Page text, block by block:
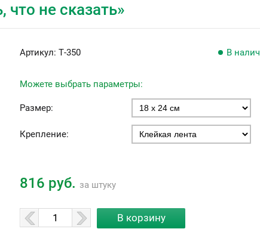
что не сказать»
Артикул: Т-350 В
Можете выбрать параметры:
Размер:
Крепление:
816 руб. за штуку